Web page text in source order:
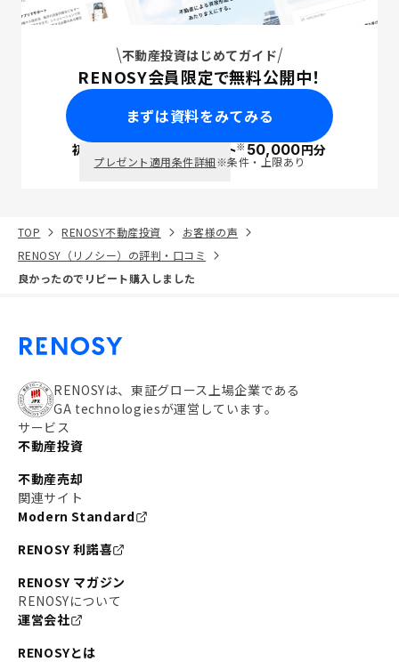
不動産投資はじめてガイド
RENOSY会員限定で無料公開中！
まずは資料をみてみる
初回面談で ポイント※50,000円分
プレゼント適用条件詳細※条件・上限あり
TOP RENOSY不動産投資
お客様の声
RENOSY（リノシー）の評判・口コミ
良かったのでリピート購入しました
RENOSYは、東証グロース上場企業である
GA technologiesが運営しています。
サービス
不動産投資
不動産売却
関連サイト
Modern Standard
RENOSY 利諾喜
RENOSY マガジン
RENOSYについて
運営会社
RENOSYとは